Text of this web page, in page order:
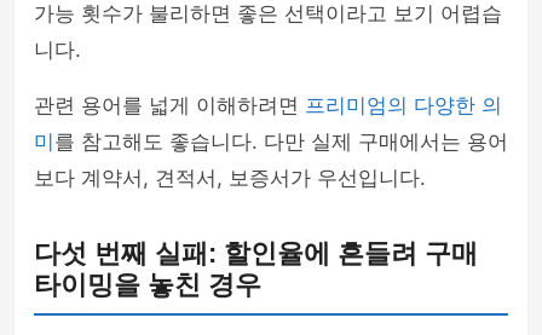
가능 횟수가 불리하면 좋은 선택이라고 보기 어렵습
니다.
관련 용어를 넓게 이해하려면 프리미엄의 다양한 의
미 를 참고해도 좋습니다. 다만 실제 구매에서는 용어
보다 계약서, 견적서, 보증서가 우선입니다.
다섯 번째 실패: 할인율에 흔들려 구매
타이밍을 놓친 경우